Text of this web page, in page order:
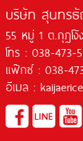
บริษัท สุนทร
55 หมู่ 1 ต.กุฏโ
โทร : 038-473-
แฟ๊กซ์ : 038-
อีเมล :